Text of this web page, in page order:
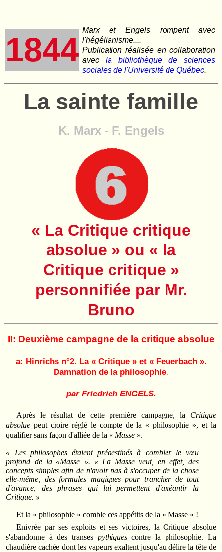
1844
Marx et Engels rompent avec
l'hégélianisme....
Publication réalisée en collaboration
avec la bibliothèque de sciences
sociales de l'Université de Québec.
La sainte famille
K. Marx - F. Engels
« La Critique critique
absolue » ou « la
Critique critique »
personnifiée par Mr.
Bruno
II: Deuxième campagne de la critique absolue
a: Hinrichs n°2. La « Critique » et « Feuerbach ».
Damnation de la philosophie.
par Friedrich ENGELS.
Après le résultat de cette première campagne, la Critique
absoluepeut croire réglé le compte de la « philosophie », et la
qualifier sans façon d'alliée de la « Masse ».
« Les philosophes étaient prédestinés à combler le vœu
profond de la «Masse ». « La Masseveut,en effet, des
concepts simples afin de n'avoir pas à s'occuper de la chose
elle-même, des formules magiques pour trancher de tout
d'avance, des phrases qui lui permettent d'anéantir la
Critique. »
Et la « philosophie » comble ces appétits de la « Masse » !
Enivrée par ses exploits et ses victoires, la Critique absolue
s'abandonne à des transes pythiquescontre la philosophie. La
chaudière cachée dont les vapeurs exaltent jusqu'au délire la tête de